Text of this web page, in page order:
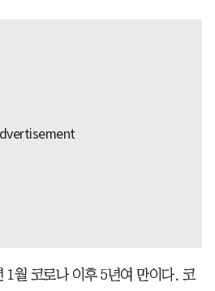
1월 코로나 이후 5년여 만이다. 코